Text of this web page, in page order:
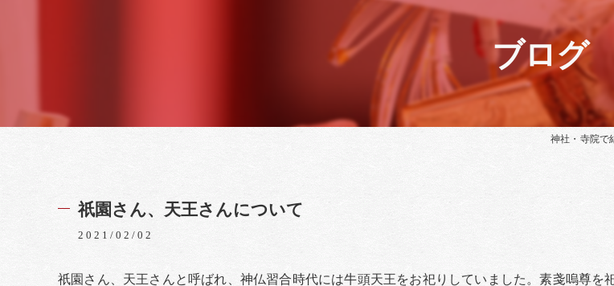
結婚式ので
結婚式ので
ブログ
神社・寺院で
祇園さん、天王さんについて
2021/02/02
祇園さん、天王さんと呼ばれ、神仏習合時代には牛頭天王をお祀りしていました。素戔嗚尊を